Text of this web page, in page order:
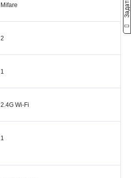
Mifare
2
1
2.4G Wi-Fi
1